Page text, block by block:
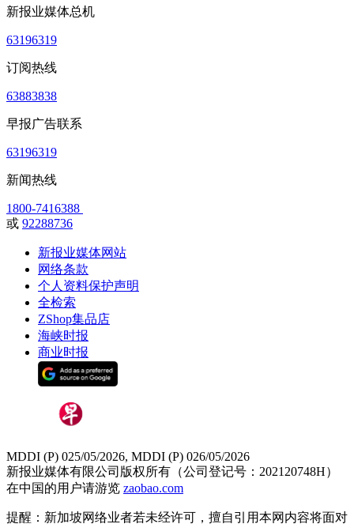
新报业媒体总机
63196319
订阅热线
63883838
早报广告联系
63196319
新闻热线
1800-7416388
或 92288736
新报业媒体网站
网络条款
个人资料保护声明
全检索
ZShop集品店
海峡时报
商业时报
MDDI (P) 025/05/2026, MDDI (P) 026/05/2026
新报业媒体有限公司版权所有（公司登记号：202120748H）
在中国的用户请游览 zaobao.com
提醒：新加坡网络业者若未经许可，擅自引用本网内容将面对